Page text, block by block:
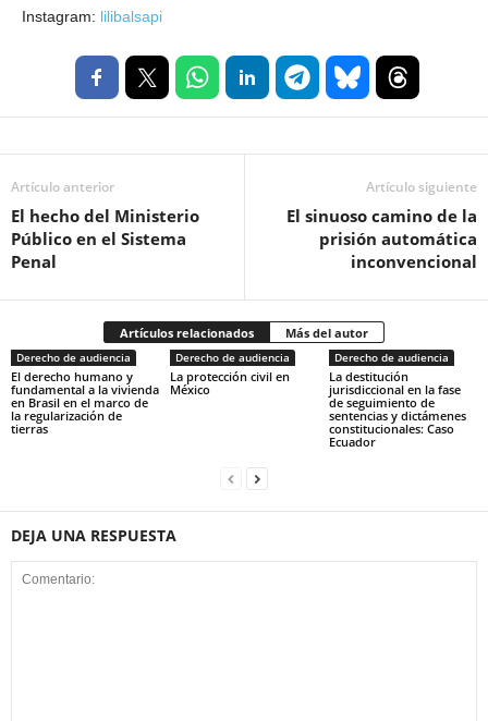
Instagram: lilibalsapi
Artículo anterior
El hecho del Ministerio
Público en el Sistema
Penal
Artículo siguiente
El sinuoso camino de la
prisión automática
inconvencional
Artículos relacionados Más del autor
Derecho de audiencia
El derecho humano y
fundamental a la vivienda
en Brasil en el marco de
la regularización de
tierras
Derecho de audiencia
La protección civil en
México
Derecho de audiencia
La destitución
jurisdiccional en la fase
de seguimiento de
sentencias y dictámenes
constitucionales: Caso
Ecuador
DEJA UNA RESPUESTA